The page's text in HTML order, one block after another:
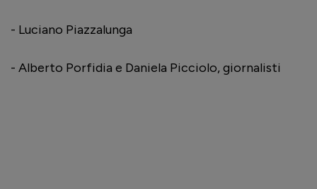
- Luciano Piazzalunga
- Alberto Porfidia e Daniela Picciolo, giornalisti